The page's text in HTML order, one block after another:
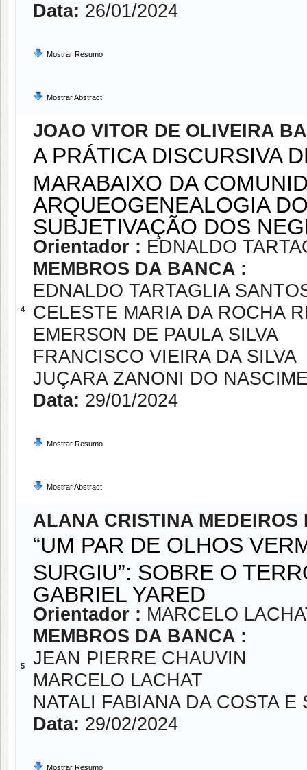
Data: 26/01/2024
Mostrar Resumo
Mostrar Abstract
4
JOAO VITOR DE OLIVEIRA
A PRÁTICA DISCURSIVA
MARABAIXO DA
ARQUEOGENEALOGIA
SUBJETIVAÇÃO DOS
Orientador : EDNALDO
MEMBROS DA BANCA :
EDNALDO TARTAGLIA
CELESTE MARIA DA ROCHA
EMERSON DE PAULA SILVA
FRANCISCO VIEIRA DA SILVA
JUÇARA ZANONI DO
Data: 29/01/2024
Mostrar Resumo
Mostrar Abstract
5
ALANA CRISTINA MEDEIROS
“UM PAR DE OLHOS
SURGIU”: SOBRE O
GABRIEL YARED
Orientador : MARCELO
MEMBROS DA BANCA :
JEAN PIERRE CHAUVIN
MARCELO LACHAT
NATALI FABIANA DA COSTA E
Data: 29/02/2024
Mostrar Resumo